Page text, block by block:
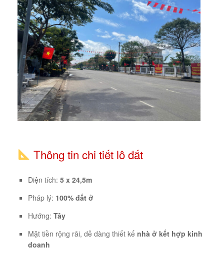
Thông tin chi tiết lô đất
Diện tích: 5 x 24,5m
Pháp lý: 100% đất ở
Hướng: Tây
Mặt tiền rộng rãi, dễ dàng thiết kế nhà ở kết hợp kinh
doanh